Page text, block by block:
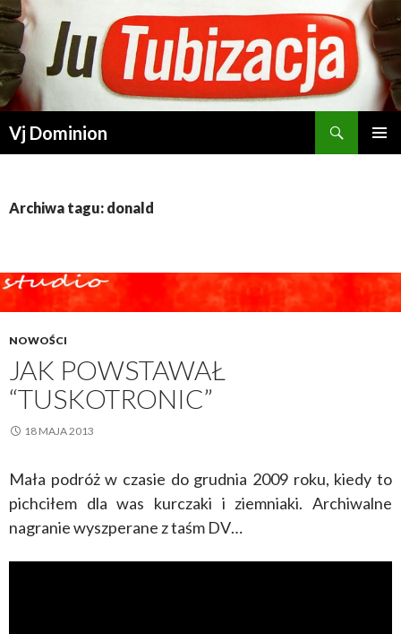
Vj Dominion
Szukaj
PRZESKOCZ DO TREŚCI
Archiwa tagu: donald
NOWOŚCI
JAK POWSTAWAŁ
“TUSKOTRONIC”
18 MAJA 2013
Mała podróż w czasie do grudnia 2009 roku, kiedy to
pichciłem dla was kurczaki i ziemniaki. Archiwalne
nagranie wyszperane z taśm DV…